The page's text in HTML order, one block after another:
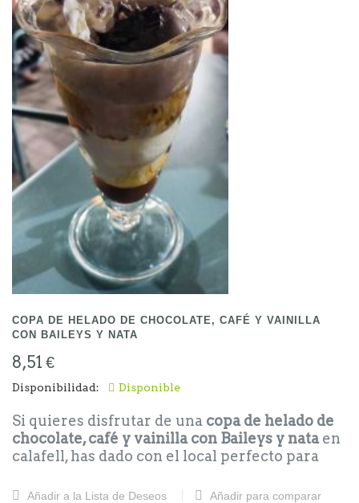
COPA DE HELADO DE CHOCOLATE, CAFÉ Y VAINILLA
CON BAILEYS Y NATA
8,51 €
Disponibilidad: Disponible
Si quieres disfrutar de una copa de helado de
chocolate, café y vainilla con Baileys y nataen
calafell, has dado con el local perfecto para
Añadir a la Lista de Deseos Añadir para comparar